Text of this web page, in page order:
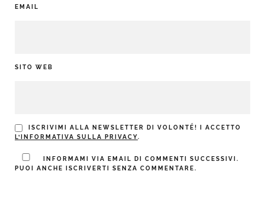
EMAIL
SITO WEB
ISCRIVIMI ALLA NEWSLETTER DI VOLONTÉ! I ACCETTO
L’INFORMATIVA SULLA PRIVACY.
INFORMAMI VIA EMAIL DI COMMENTI SUCCESSIVI.
PUOI ANCHE ISCRIVERTI SENZA COMMENTARE.